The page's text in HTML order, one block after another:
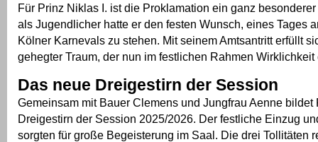
Für Prinz Niklas I. ist die Proklamation ein ganz
als Jugendlicher hatte er den festen Wunsch, eines Tages
Kölner Karnevals zu stehen. Mit seinem Amtsantritt erfüllt
gehegter Traum, der nun im festlichen Rahmen
Das neue Dreigestirn der Session
Gemeinsam mit Bauer Clemens und Jungfrau Aenne bildet
Dreigestirn der Session 2025/2026. Der festliche Einzug
sorgten für große Begeisterung im Saal. Die drei Tollitäten